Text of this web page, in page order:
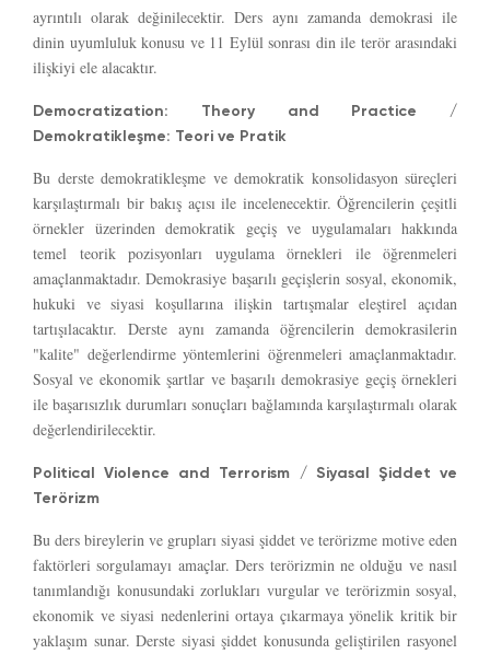
ayrıntılı olarak değinilecektir. Ders aynı zamanda demokrasi ile
dinin uyumluluk konusu ve 11 Eylül sonrası din ile terör arasındaki
ilişkiyi ele alacaktır.
Democratization: Theory and Practice /
Demokratikleşme: Teori ve Pratik
Bu derste demokratikleşme ve demokratik konsolidasyon süreçleri
karşılaştırmalı bir bakış açısı ile incelenecektir. Öğrencilerin çeşitli
örnekler üzerinden demokratik geçiş ve uygulamaları hakkında
temel teorik pozisyonları uygulama örnekleri ile öğrenmeleri
amaçlanmaktadır. Demokrasiye başarılı geçişlerin sosyal, ekonomik,
hukuki ve siyasi koşullarına ilişkin tartışmalar eleştirel açıdan
tartışılacaktır. Derste aynı zamanda öğrencilerin demokrasilerin
"kalite" değerlendirme yöntemlerini öğrenmeleri amaçlanmaktadır.
Sosyal ve ekonomik şartlar ve başarılı demokrasiye geçiş örnekleri
ile başarısızlık durumları sonuçları bağlamında karşılaştırmalı olarak
değerlendirilecektir.
Political Violence and Terrorism / Siyasal Şiddet ve
Terörizm
Bu ders bireylerin ve grupları siyasi şiddet ve terörizme motive eden
faktörleri sorgulamayı amaçlar. Ders terörizmin ne olduğu ve nasıl
tanımlandığı konusundaki zorlukları vurgular ve terörizmin sosyal,
ekonomik ve siyasi nedenlerini ortaya çıkarmaya yönelik kritik bir
yaklaşım sunar. Derste siyasi şiddet konusunda geliştirilen rasyonel